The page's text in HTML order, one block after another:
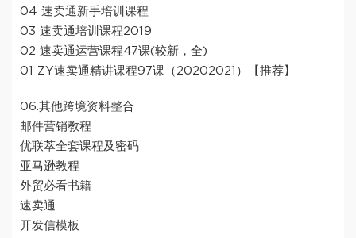
04 速卖通新手培训课程
03 速卖通培训课程2019
02 速卖通运营课程47课(较新，全)
01 ZY速卖通精讲课程97课（20202021）【推荐】
06.其他跨境资料整合
邮件营销教程
优联萃全套课程及密码
亚马逊教程
外贸必看书籍
速卖通
开发信模板